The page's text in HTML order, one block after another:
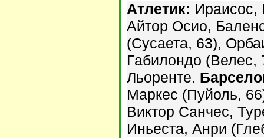
Атлетик: Ираисос,
Айтор Осио,
(Сусаета, 63),
Габилондо (Велес,
Льоренте.
Маркес (Пуйоль,
Виктор Санчес,
Иньеста, Анри